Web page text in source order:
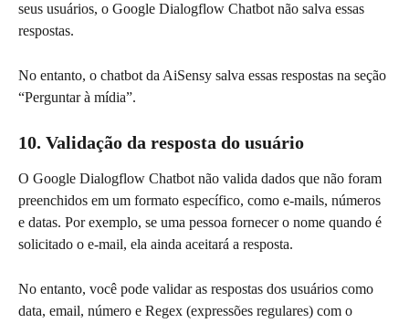
seus usuários, o Google Dialogflow Chatbot não salva essas
respostas.
No entanto, o chatbot da AiSensy salva essas respostas na seção
“Perguntar à mídia”.
10. Validação da resposta do usuário
O Google Dialogflow Chatbot não valida dados que não foram
preenchidos em um formato específico, como e-mails, números
e datas. Por exemplo, se uma pessoa fornecer o nome quando é
solicitado o e-mail, ela ainda aceitará a resposta.
No entanto, você pode validar as respostas dos usuários como
data, email, número e Regex (expressões regulares) com o